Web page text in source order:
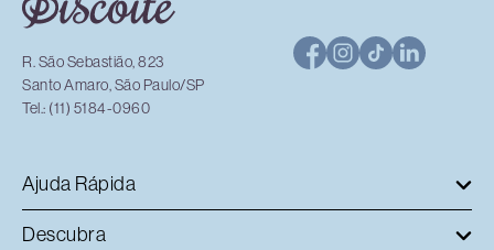
R. São Sebastião, 823
Santo Amaro, São Paulo/SP
Tel.: (11) 5184-0960
Ajuda Rápida
Descubra